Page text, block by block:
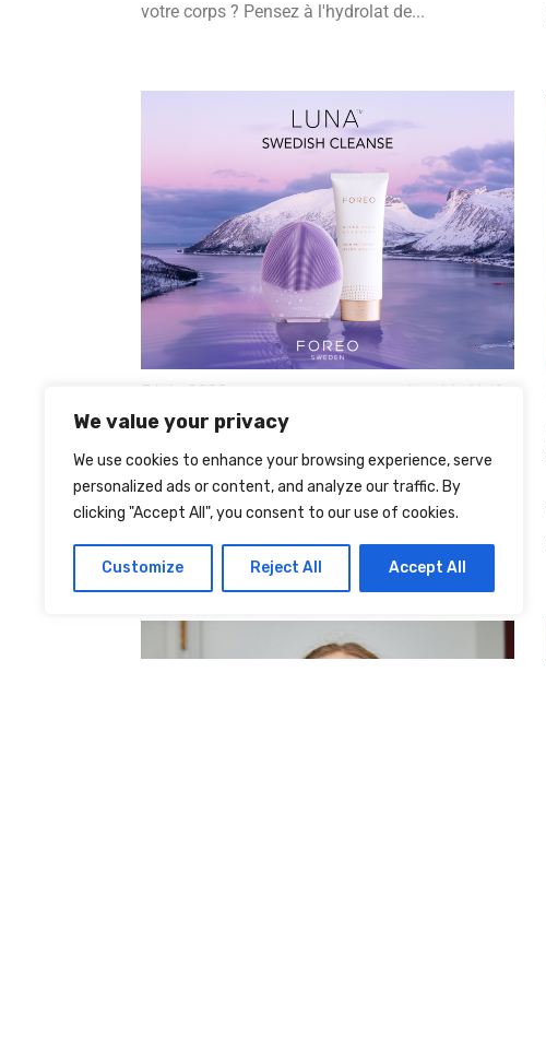
We value your privacy
We use cookies to enhance your browsing experience, serve
personalized ads or content, and analyze our traffic. By
clicking "Accept All", you consent to our use of cookies.
Customize Reject All Accept All
votre corps ? Pensez à l'hydrolat de...
5 juin 2023 Laetitia Helfer
LUNA™ 4, L’INNOVATION BEAUTÉ AVEC
FOREO
La marque suédoise FOREO est synonyme de
révolution cosmétique. En effet, cette marque de
beauty-tech met...